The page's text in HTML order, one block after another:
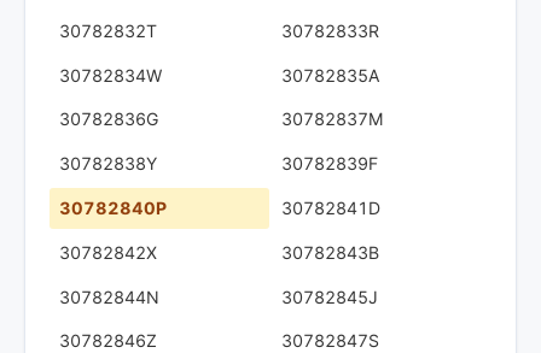
30782832T 30782833R
30782834W 30782835A
30782836G 30782837M
30782838Y 30782839F
30782840P 30782841D
30782842X 30782843B
30782844N 30782845J
30782846Z 30782847S